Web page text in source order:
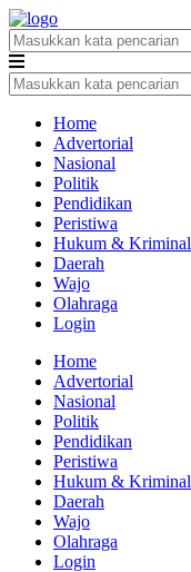
Home
Advertorial
Nasional
Politik
Pendidikan
Peristiwa
Hukum & Kriminal
Daerah
Wajo
Olahraga
Login
Home
Advertorial
Nasional
Politik
Pendidikan
Peristiwa
Hukum & Kriminal
Daerah
Wajo
Olahraga
Login